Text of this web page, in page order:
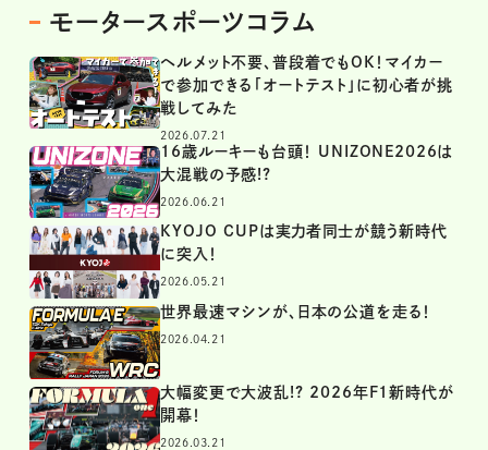
モータースポーツコラム
ヘルメット不要、普段着でもOK！マイカー
で参加できる「オートテスト」に初心者が挑
戦してみた
2026.07.21
16歳ルーキーも台頭！ UNIZONE2026は
大混戦の予感!?
2026.06.21
KYOJO CUPは実力者同士が競う新時代
に突入！
2026.05.21
世界最速マシンが、日本の公道を走る！
2026.04.21
大幅変更で大波乱!? 2026年F1新時代が
開幕！
2026.03.21